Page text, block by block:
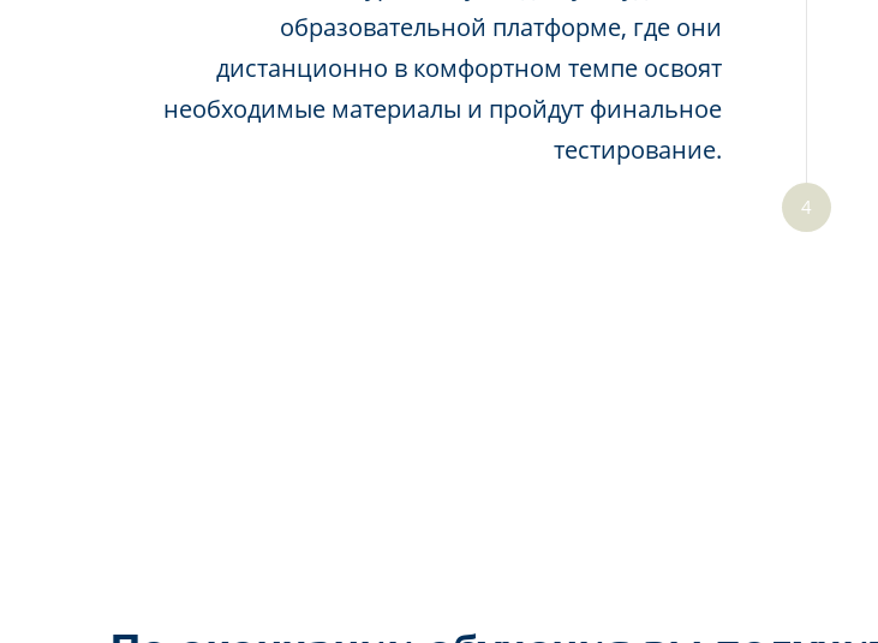
образовательной платформе, где они
дистанционно в комфортном темпе освоят
необходимые материалы и пройдут финальное
тестирование.